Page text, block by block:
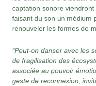
captation sonore
faisant du son un médium
renouveler les formes de
“Peut-on danser avec les
de fragilisation des
associée au pouvoir
geste de reconnexion,